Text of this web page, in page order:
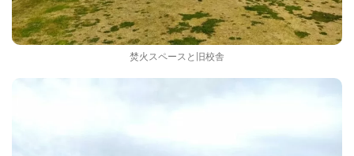
焚火スペースと旧校舎